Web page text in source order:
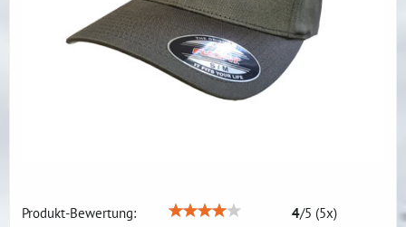
Produkt-Bewertung: 4/5 (5x)